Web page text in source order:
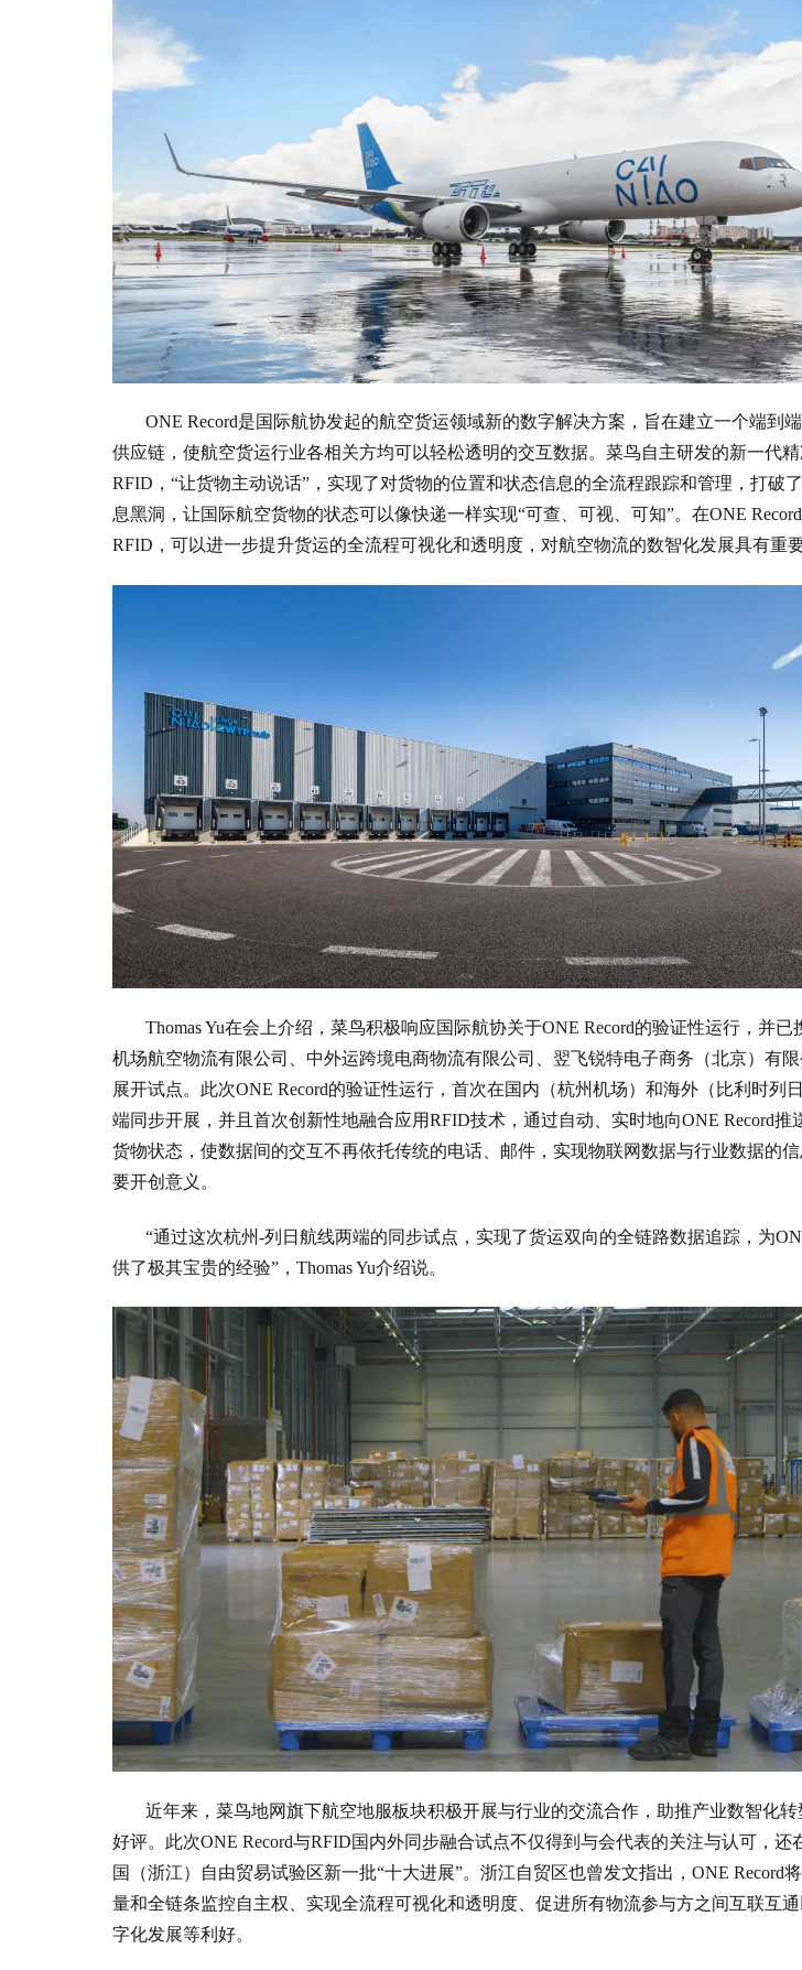
ONE Record是国际航协发起的航空货运领域新的数字解决方案，旨在建立一个端到
供应链，使航空货运行业各相关方均可以轻松透明的交互数据。菜鸟自主研发的新一代
RFID，“让货物主动说话”，实现了对货物的位置和状态信息的全流程跟踪和管理，打破
息黑洞，让国际航空货物的状态可以像快递一样实现“可查、可视、可知”。在ONE
RFID，可以进一步提升货运的全流程可视化和透明度，对航空物流的数智化发展具有重要
Thomas Yu在会上介绍，菜鸟积极响应国际航协关于ONE Record的验证性运行，并
机场航空物流有限公司、中外运跨境电商物流有限公司、翌飞锐特电子商务（北京）有
展开试点。此次ONE Record的验证性运行，首次在国内（杭州机场）和海外（比利时列
端同步开展，并且首次创新性地融合应用RFID技术，通过自动、实时地向ONE Record推
货物状态，使数据间的交互不再依托传统的电话、邮件，实现物联网数据与行业数据的
要开创意义。
“通过这次杭州-列日航线两端的同步试点，实现了货运双向的全链路数据追踪，为
供了极其宝贵的经验”，Thomas Yu介绍说。
近年来，菜鸟地网旗下航空地服板块积极开展与行业的交流合作，助推产业数智化
好评。此次ONE Record与RFID国内外同步融合试点不仅得到与会代表的关注与认可，还
国（浙江）自由贸易试验区新一批“十大进展”。浙江自贸区也曾发文指出，ONE Record
量和全链条监控自主权、实现全流程可视化和透明度、促进所有物流参与方之间互联互
字化发展等利好。